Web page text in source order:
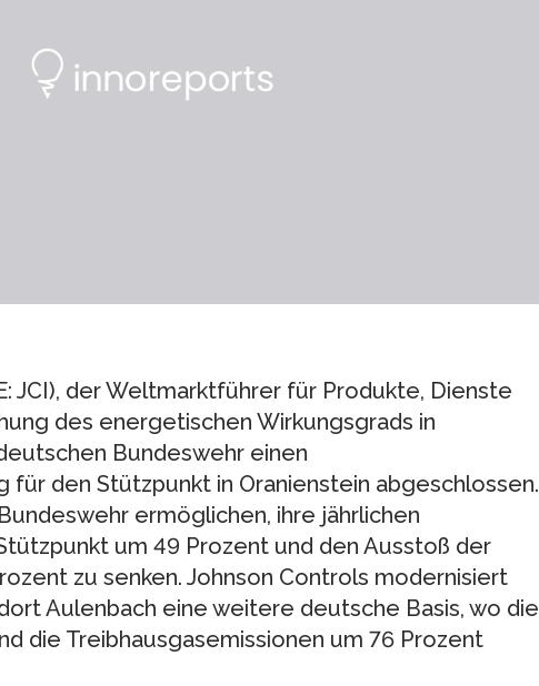
JCI), der Weltmarktführer für Produkte, Dienste
des energetischen Wirkungsgrads in
Bundeswehr einen
für den Stützpunkt in Oranienstein abgeschlossen.
ermöglichen, ihre jährlichen
um 49 Prozent und den Ausstoß der
zu senken. Johnson Controls modernisiert
Aulenbach eine weitere deutsche Basis, wo die
die Treibhausgasemissionen um 76 Prozent